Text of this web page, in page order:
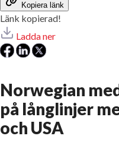
Kopiera länk
Länk kopierad!
Ladda ner
Norwegian
på långlinjer
och USA